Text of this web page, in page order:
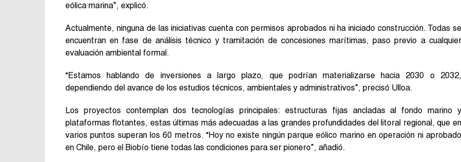
eólica marina”, explicó.
Actualmente, ninguna de las iniciativas cuenta con permisos aprobados ni ha iniciado construcción. Todas se
encuentran en fase de análisis técnico y tramitación de concesiones marítimas, paso previo a cualquier
evaluación ambiental formal.
“Estamos hablando de inversiones a largo plazo, que podrían materializarse hacia 2030 o 2032,
dependiendo del avance de los estudios técnicos, ambientales y administrativos”, precisó Ulloa.
Los proyectos contemplan dos tecnologías principales: estructuras fijas ancladas al fondo marino y
plataformas flotantes, estas últimas más adecuadas a las grandes profundidades del litoral regional, que en
varios puntos superan los 60 metros. “Hoy no existe ningún parque eólico marino en operación ni aprobado
en Chile, pero el Biobío tiene todas las condiciones para ser pionero”, añadió.